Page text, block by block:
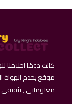
موقع يخدم الهواة
معلوماتي , تثقيفي